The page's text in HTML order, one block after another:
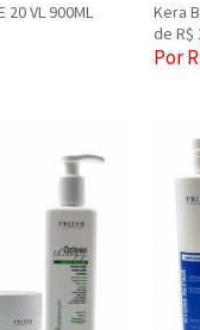
20 VL 900ML
Kera
de R$
Por